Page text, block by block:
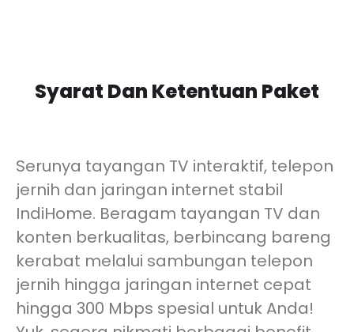
Syarat Dan Ketentuan Paket
Serunya tayangan TV interaktif, telepon
jernih dan jaringan internet stabil
IndiHome. Beragam tayangan TV dan
konten berkualitas, berbincang bareng
kerabat melalui sambungan telepon
jernih hingga jaringan internet cepat
hingga 300 Mbps spesial untuk Anda!